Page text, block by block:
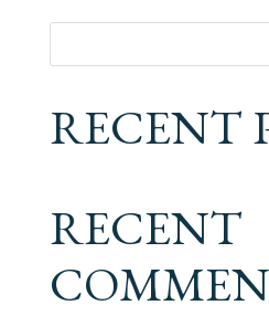
RECENT
RECENT